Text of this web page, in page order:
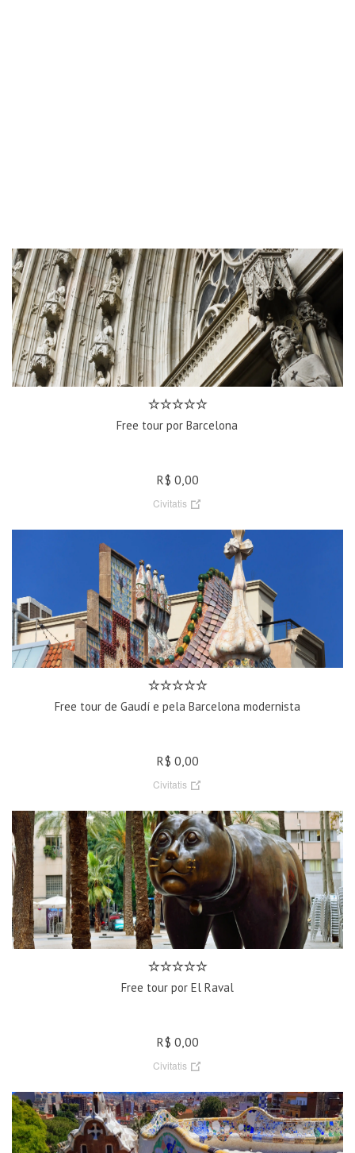
Free tour por Barcelona
R$ 0,00
Civitatis
Free tour de Gaudí e pela Barcelona modernista
R$ 0,00
Civitatis
Free tour por El Raval
R$ 0,00
Civitatis